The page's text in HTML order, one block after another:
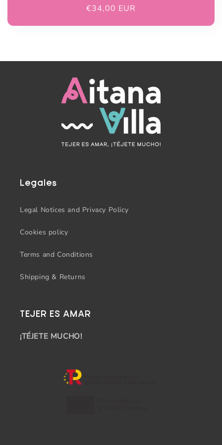
Regular
€34,00 EUR
Legales
Legal Notices and Privacy Policy
Cookies policy
Terms and Conditions
Shipping & Returns
TEJER ES AMAR
¡TÉJETE MUCHO!